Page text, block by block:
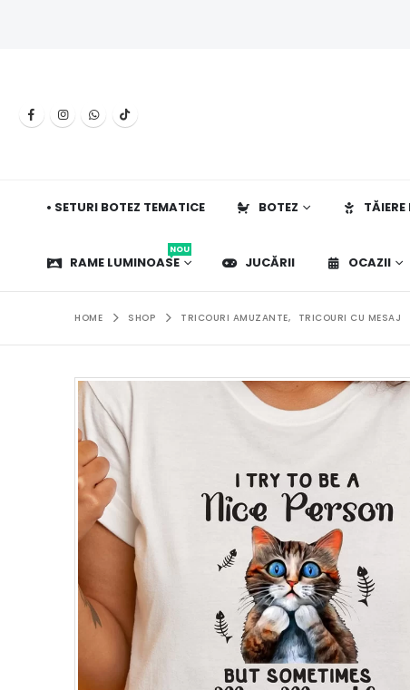
• SETURI BOTEZ TEMATICE BOTEZ TĂIERE
RAME LUMINOASE
NOU
JUCĂRII OCAZII
HOME SHOP TRICOURI AMUZANTE, TRICOURI CU MESAJ